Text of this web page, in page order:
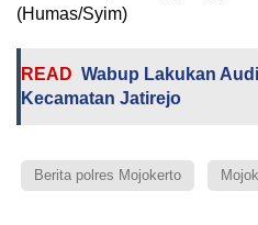
(Humas/Syim)
READ Wabup Lakukan
Kecamatan Jatirejo
Berita polres Mojokerto